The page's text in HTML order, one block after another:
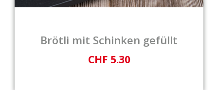
Brötli mit Schinken gefüllt
CHF 5.30